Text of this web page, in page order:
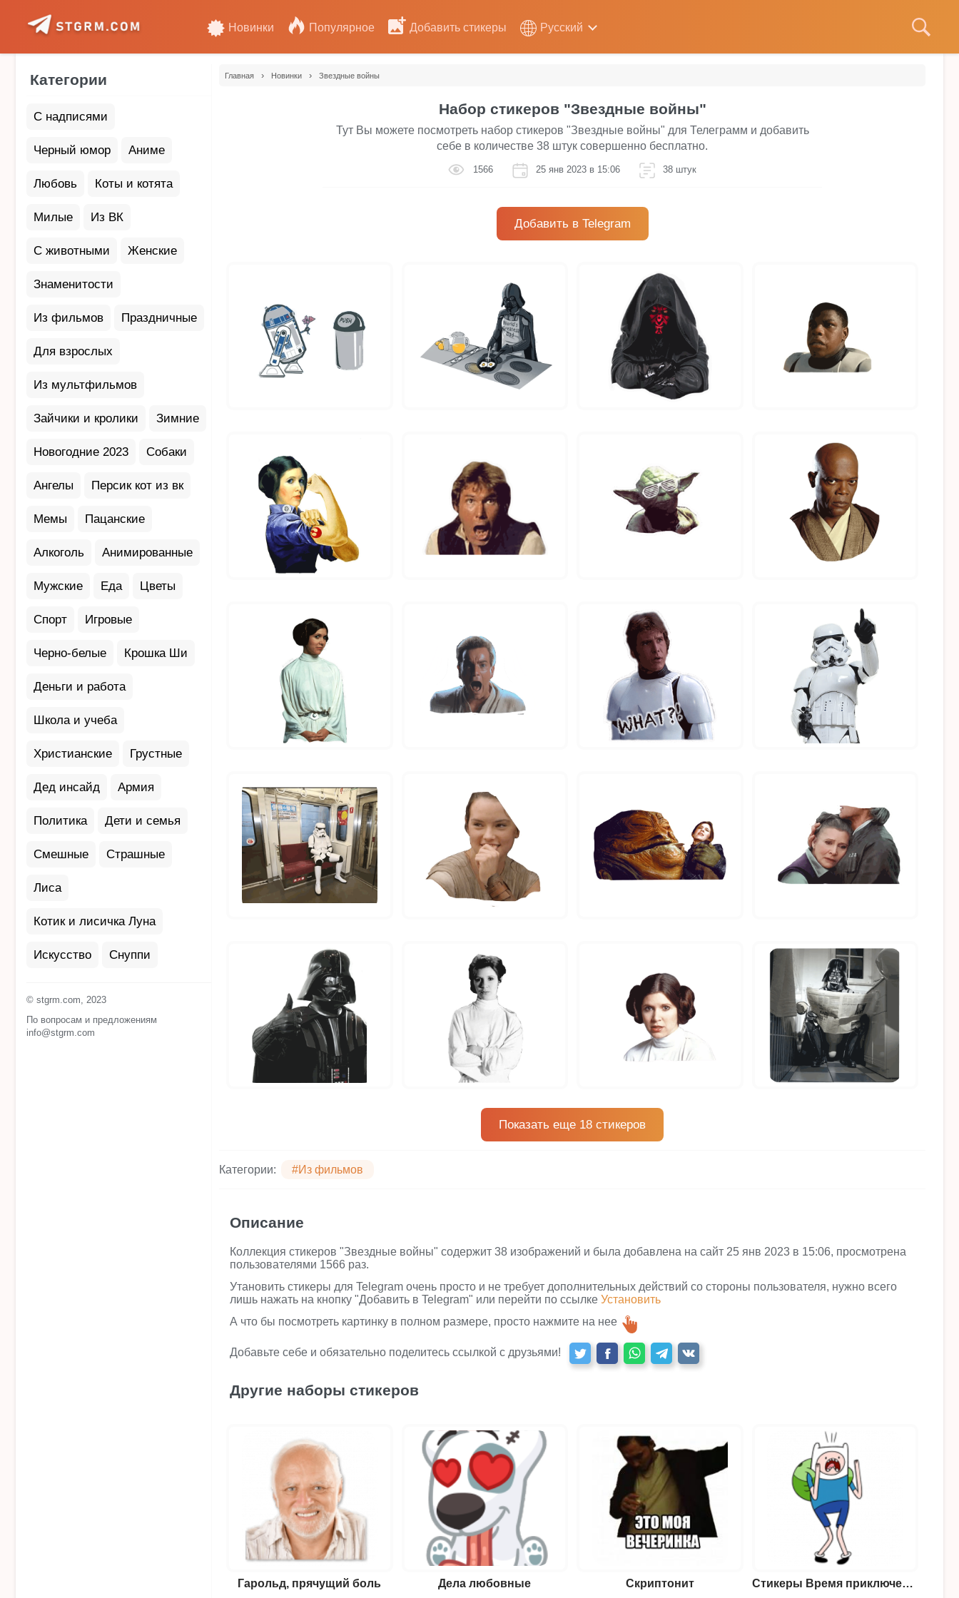
Новинки Популярное Добавить стикеры Русский
Категории
С надписями
Черный юмор Аниме
Любовь Коты и котята
Милые Из ВК
С животными Женские
Знаменитости
Из фильмов Праздничные
Для взрослых
Из мультфильмов
Зайчики и кролики Зимние
Новогодние 2023 Собаки
Ангелы Персик кот из вк
Мемы Пацанские
Алкоголь Анимированные
Мужские Еда Цветы
Спорт Игровые
Черно-белые Крошка Ши
Деньги и работа
Школа и учеба
Христианские Грустные
Дед инсайд Армия
Политика Дети и семья
Смешные Страшные
Лиса
Котик и лисичка Луна
Искусство Снуппи
© stgrm.com, 2023
По вопросам и предложениям
info@stgrm.com
Главная › Новинки › Звездные войны
Набор стикеров "Звездные войны"
Тут Вы можете посмотреть набор стикеров "Звездные войны" для Телеграмм и добавить
себе в количестве 38 штук совершенно бесплатно.
1566 25 янв 2023 в 15:06 38 штук
Добавить в Telegram
Показать еще 18 стикеров
Категории: #Из фильмов
Описание
Коллекция стикеров "Звездные войны" содержит 38 изображений и была добавлена на сайт 25 янв 2023 в 15:06, просмотрена
пользователями 1566 раз.
Утановить стикеры для Telegram очень просто и не требует дополнительных действий со стороны пользователя, нужно всего
лишь нажать на кнопку "Добавить в Telegram" или перейти по ссылке Установить
А что бы посмотреть картинку в полном размере, просто нажмите на нее
Добавьте себе и обязательно поделитесь ссылкой с друзьями!
Другие наборы стикеров
Гарольд, прячущий боль Дела любовные Скриптонит Cтикеры Время приключений